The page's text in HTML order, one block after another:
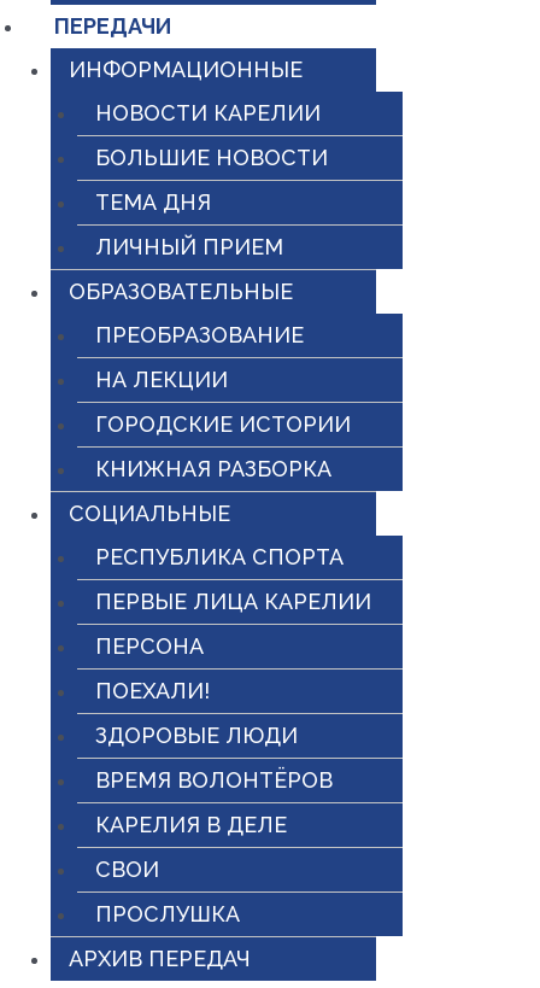
ПЕРЕДАЧИ
ИНФОРМАЦИОННЫЕ
НОВОСТИ КАРЕЛИИ
БОЛЬШИЕ НОВОСТИ
ТЕМА ДНЯ
ЛИЧНЫЙ ПРИЕМ
ОБРАЗОВАТЕЛЬНЫЕ
ПРЕОБРАЗОВАНИЕ
НА ЛЕКЦИИ
ГОРОДСКИЕ ИСТОРИИ
КНИЖНАЯ РАЗБОРКА
СОЦИАЛЬНЫЕ
РЕСПУБЛИКА СПОРТА
ПЕРВЫЕ ЛИЦА КАРЕЛИИ
ПЕРСОНА
ПОЕХАЛИ!
ЗДОРОВЫЕ ЛЮДИ
ВРЕМЯ ВОЛОНТЁРОВ
КАРЕЛИЯ В ДЕЛЕ
СВОИ
ПРОСЛУШКА
АРХИВ ПЕРЕДАЧ